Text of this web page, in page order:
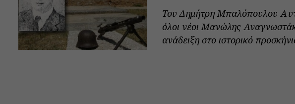
Του Δημήτρη Μπαλόπουλου
όλοι νέοι Μανώλης
ανάδειξη στο ιστορικό